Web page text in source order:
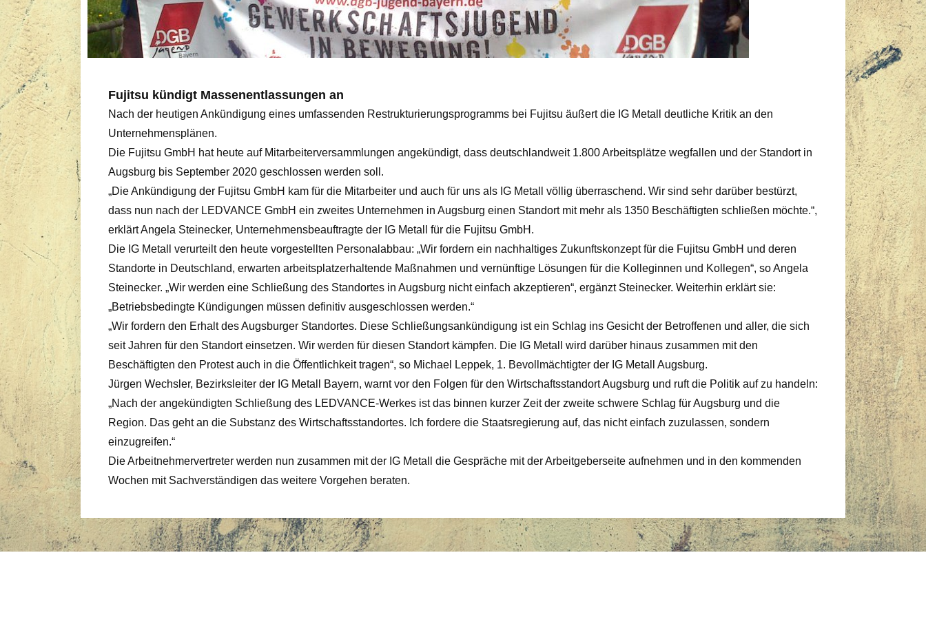
Fujitsu kündigt Massenentlassungen an
Nach der heutigen Ankündigung eines umfassenden Restrukturierungsprogramms bei Fujitsu äußert die IG Metall deutliche Kritik an den
Unternehmensplänen.
Die Fujitsu GmbH hat heute auf Mitarbeiterversammlungen angekündigt, dass deutschlandweit 1.800 Arbeitsplätze wegfallen und der Standort in
Augsburg bis September 2020 geschlossen werden soll.
„Die Ankündigung der Fujitsu GmbH kam für die Mitarbeiter und auch für uns als IG Metall völlig überraschend. Wir sind sehr darüber bestürzt,
dass nun nach der LEDVANCE GmbH ein zweites Unternehmen in Augsburg einen Standort mit mehr als 1350 Beschäftigten schließen möchte.“,
erklärt Angela Steinecker, Unternehmensbeauftragte der IG Metall für die Fujitsu GmbH.
Die IG Metall verurteilt den heute vorgestellten Personalabbau: „Wir fordern ein nachhaltiges Zukunftskonzept für die Fujitsu GmbH und deren
Standorte in Deutschland, erwarten arbeitsplatzerhaltende Maßnahmen und vernünftige Lösungen für die Kolleginnen und Kollegen“, so Angela
Steinecker. „Wir werden eine Schließung des Standortes in Augsburg nicht einfach akzeptieren“, ergänzt Steinecker. Weiterhin erklärt sie:
„Betriebsbedingte Kündigungen müssen definitiv ausgeschlossen werden.“
„Wir fordern den Erhalt des Augsburger Standortes. Diese Schließungsankündigung ist ein Schlag ins Gesicht der Betroffenen und aller, die sich
seit Jahren für den Standort einsetzen. Wir werden für diesen Standort kämpfen. Die IG Metall wird darüber hinaus zusammen mit den
Beschäftigten den Protest auch in die Öffentlichkeit tragen“, so Michael Leppek, 1. Bevollmächtigter der IG Metall Augsburg.
Jürgen Wechsler, Bezirksleiter der IG Metall Bayern, warnt vor den Folgen für den Wirtschaftsstandort Augsburg und ruft die Politik auf zu handeln:
„Nach der angekündigten Schließung des LEDVANCE-Werkes ist das binnen kurzer Zeit der zweite schwere Schlag für Augsburg und die
Region. Das geht an die Substanz des Wirtschaftsstandortes. Ich fordere die Staatsregierung auf, das nicht einfach zuzulassen, sondern
einzugreifen.“
Die Arbeitnehmervertreter werden nun zusammen mit der IG Metall die Gespräche mit der Arbeitgeberseite aufnehmen und in den kommenden
Wochen mit Sachverständigen das weitere Vorgehen beraten.